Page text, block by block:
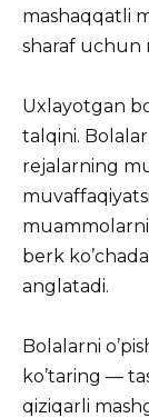
mashaqqatli
sharaf uchun
Uxlayotgan
talqini.
rejalarning
berk
anglatadi.
Bolalarni
ko’taring —
qiziqarli